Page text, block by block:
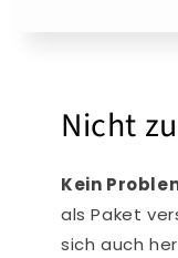
Nicht
Kein
als Paket
sich auch